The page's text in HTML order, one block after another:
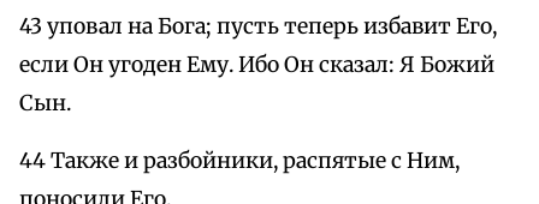
43 уповал на Бога; пусть теперь избавит Его,
если Он угоден Ему. Ибо Он сказал: Я Божий
Сын.
44 Также и разбойники, распятые с Ним,